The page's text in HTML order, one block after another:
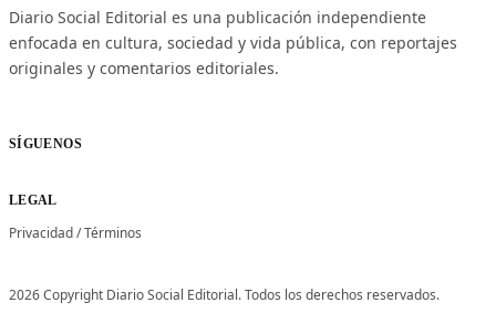
Diario Social Editorial es una publicación independiente
enfocada en cultura, sociedad y vida pública, con reportajes
originales y comentarios editoriales.
SÍGUENOS
LEGAL
Privacidad/Términos
2026 Copyright Diario Social Editorial. Todos los derechos reservados.